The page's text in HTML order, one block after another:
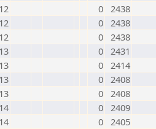
0 2438
0 2438
0 2438
0 2431
0 2414
0 2408
0 2408
0 2409
0 2405